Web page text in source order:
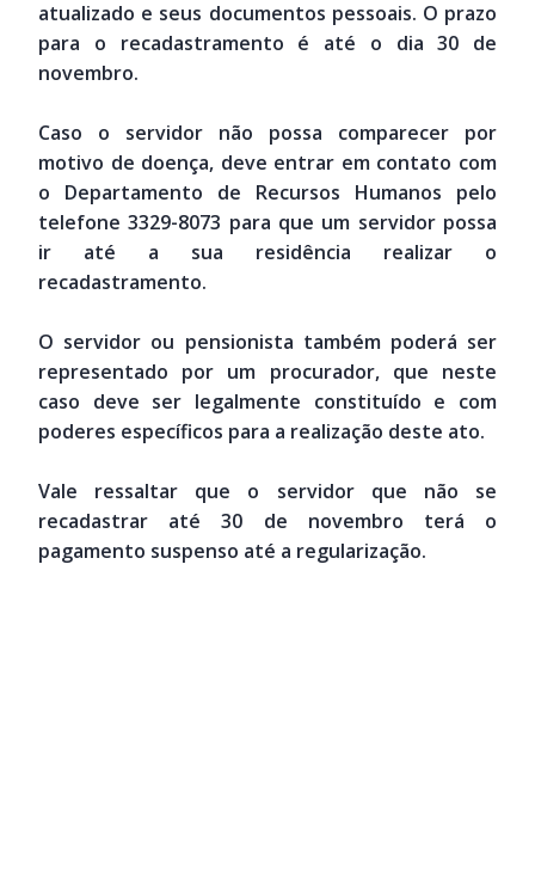
atualizado e seus documentos pessoais. O prazo
para o recadastramento é até o dia 30 de
novembro.
Caso o servidor não possa comparecer por
motivo de doença, deve entrar em contato com
o Departamento de Recursos Humanos pelo
telefone 3329-8073 para que um servidor possa
ir até a sua residência realizar o
recadastramento.
O servidor ou pensionista também poderá ser
representado por um procurador, que neste
caso deve ser legalmente constituído e com
poderes específicos para a realização deste ato.
Vale ressaltar que o servidor que não se
recadastrar até 30 de novembro terá o
pagamento suspenso até a regularização.